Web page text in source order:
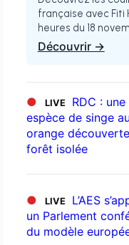
française avec Fiti
heures du 18
Découvrir →
● LIVE
RDC :
espèce de singe
orange
forêt isolée
● LIVE
L’AES
un Parlement
du modèle